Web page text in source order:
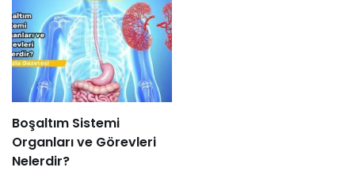
Boşaltım Sistemi
Organları ve Görevleri
Nelerdir?